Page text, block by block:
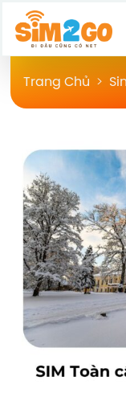
Chuyển
đến
Trang Chủ >